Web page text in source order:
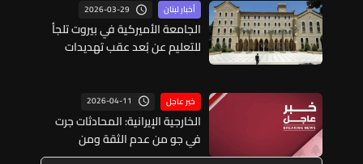
أخبار لبنان 2026-03-29
الجامعة الأميركية في بيروت تلجأ
للتعليم عن بُعد عقب تهديدات
خبر عاجل 2026-04-11
الخارجية الإيرانية: المحادثات جرت
في جو من عدم الثقة ومن
الطبيعي ألا نتوقع التوصل إلى